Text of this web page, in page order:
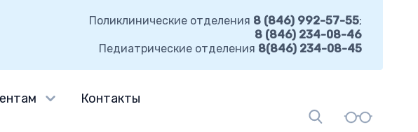
Поликлинические отделения 8 (846) 992-57-55;
8 (846) 234-08-46
Педиатрические отделения 8(846) 234-08-45
Контакты